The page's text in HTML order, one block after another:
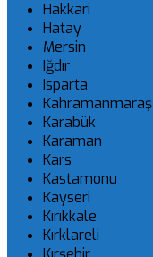
Hakkari
Hatay
Mersin
Iğdır
Isparta
Kahramanmaraş
Karabük
Karaman
Kars
Kastamonu
Kayseri
Kırıkkale
Kırklareli